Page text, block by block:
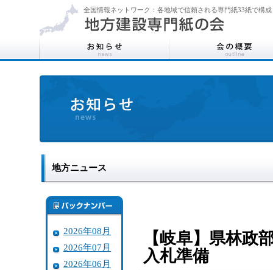
全国情報ネットワーク：各地域で信頼される専門紙33紙で構成
地方ニュース
2026年08月
2026年07月
2026年06月
【岐阜】県林
入札準備